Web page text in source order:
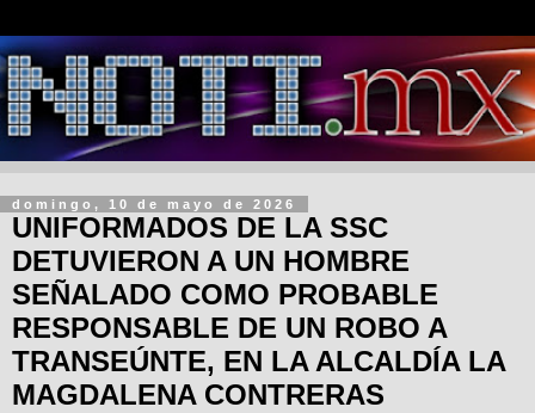
domingo, 10 de mayo de 2026
UNIFORMADOS DE LA SSC
DETUVIERON A UN HOMBRE
SEÑALADO COMO PROBABLE
RESPONSABLE DE UN ROBO A
TRANSEÚNTE, EN LA ALCALDÍA LA
MAGDALENA CONTRERAS